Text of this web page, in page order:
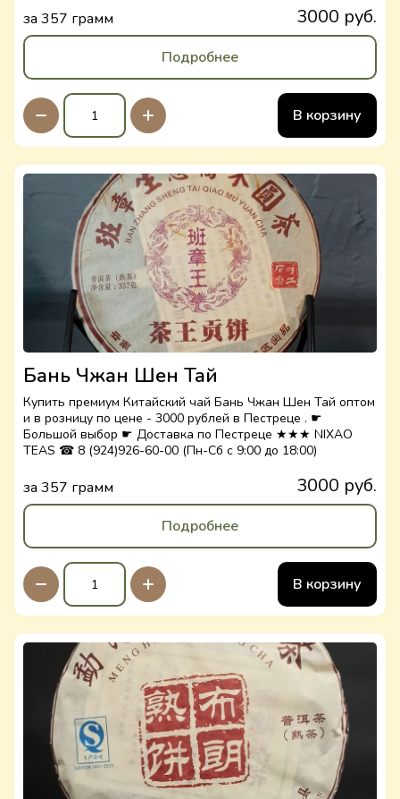
за 357 грамм 3000 руб.
Подробнее
В корзину
Бань Чжан Шен Тай
Купить премиум Китайский чай Бань Чжан Шен Тай оптом
и в розницу по цене - 3000 рублей в Пестреце . ☛
Большой выбор ☛ Доставка по Пестреце ★★★ NIXAO
TEAS ☎ 8 (924)926-60-00 (Пн-Сб с 9:00 до 18:00)
за 357 грамм 3000 руб.
Подробнее
В корзину